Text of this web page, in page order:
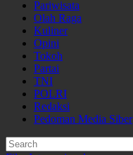
Pariwisata
Olah Raga
Kuliner
Opini
Tokoh
Partai
TNI
POLRI
Redaksi
Pedoman Media Siber